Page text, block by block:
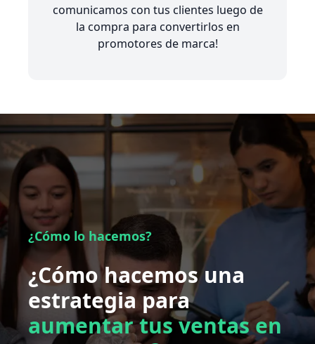
comunicamos con tus clientes luego de
la compra para convertirlos en
promotores de marca!
¿Cómo lo hacemos?
¿Cómo hacemos una
estrategia para
aumentar tus ventas en